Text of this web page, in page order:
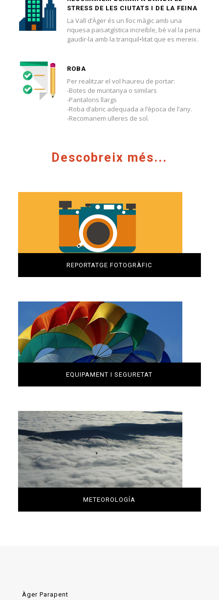
STRESS DE LES CIUTATS I DE LA FEINA
La Vall d’Àger és un lloc màgic amb una
riquesa paisatgística increïble, bé val la pena
gaudir-la amb la tranquil•litat que es mereix.
ROBA
Per realitzar el vol haureu de portar:
-Botes de muntanya o similars
-Pantalons llargs
-Roba d’abric adequada a l’època de l’any.
-Recomanem ulleres de sol.
Descobreix més...
REPORTATGE FOTOGRÀFIC
EQUIPAMENT I SEGURETAT
METEOROLOGÍA
Àger Parapent